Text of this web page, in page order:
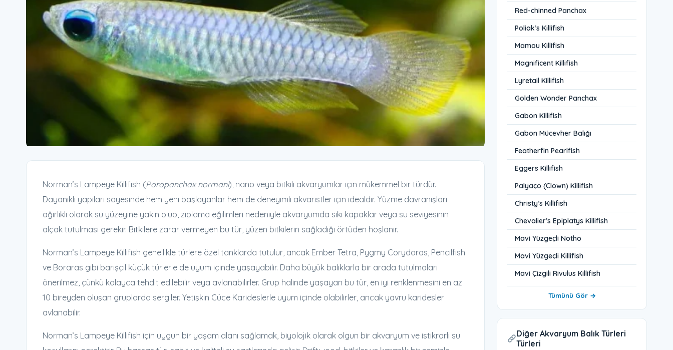
Norman’s Lampeye Killifish (Poropanchax normani), nano veya bitkili akvaryumlar için mükemmel bir türdür.
Dayanıklı yapıları sayesinde hem yeni başlayanlar hem de deneyimli akvaristler için idealdir. Yüzme davranışları
ağırlıklı olarak su yüzeyine yakın olup, zıplama eğilimleri nedeniyle akvaryumda sıkı kapaklar veya su seviyesinin
alçak tutulması gerekir. Bitkilere zarar vermeyen bu tür, yüzen bitkilerin sağladığı örtüden hoşlanır.
Norman’s Lampeye Killifish genellikle türlere özel tanklarda tutulur, ancak Ember Tetra, Pygmy Corydoras, Pencilfish
ve Boraras gibi barışçıl küçük türlerle de uyum içinde yaşayabilir. Daha büyük balıklarla bir arada tutulmaları
önerilmez, çünkü kolayca tehdit edilebilir veya avlanabilirler. Grup halinde yaşayan bu tür, en iyi renklenmesini en az
10 bireyden oluşan gruplarda sergiler. Yetişkin Cüce Karideslerle uyum içinde olabilirler, ancak yavru karidesler
avlanabilir.
Norman’s Lampeye Killifish için uygun bir yaşam alanı sağlamak, biyolojik olarak olgun bir akvaryum ve istikrarlı su
Red-chinned Panchax
Poliak’s Killifish
Mamou Killifish
Magnificent Killifish
Lyretail Killifish
Golden Wonder Panchax
Gabon Killifish
Gabon Mücevher Balığı
Featherfin Pearlfish
Eggers Killifish
Palyaço (Clown) Killifish
Christy’s Killifish
Chevalier’s Epiplatys Killifish
Mavi Yüzgeçli Notho
Mavi Yüzgeçli Killifish
Mavi Çizgili Rivulus Killifish
Tümünü Gör →
Diğer Akvaryum Balık Türleri
Türleri